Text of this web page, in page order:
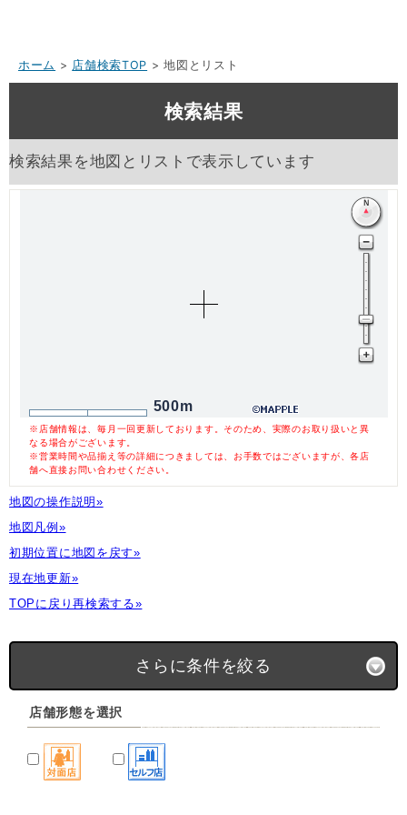
ホーム > 店舗検索TOP > 地図とリスト
検索結果
検索結果を地図とリストで表示しています
500m
※店舗情報は、毎月一回更新しております。そのため、実際のお取り扱いと異
なる場合がございます。
※営業時間や品揃え等の詳細につきましては、お手数ではございますが、各店
舗へ直接お問い合わせください。
地図の操作説明»
地図凡例»
初期位置に地図を戻す»
現在地更新»
TOPに戻り再検索する»
さらに条件を絞る
店舗形態を選択